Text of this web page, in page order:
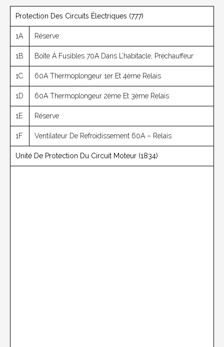
Protection Des Circuits Électriques (777)
1A Réserve
1B Boîte À Fusibles 70A Dans L’habitacle, Préchauffeur
1C 60A Thermoplongeur 1er Et 4ème Relais
1D 60A Thermoplongeur 2ème Et 3ème Relais
1E Réserve
1F Ventilateur De Refroidissement 60A – Relais
Unité De Protection Du Circuit Moteur (1834)